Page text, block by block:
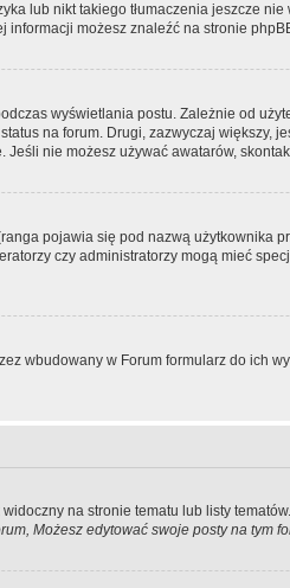
lub nikt takiego tłumaczenia jeszcze
możesz znaleźć na stronie
wyświetlania postu. Zależnie od
na forum. Drugi, zazwyczaj
nie możesz używać awatarów,
pojawia się pod nazwą
czy administratorzy mogą mieć
wbudowany w Forum formularz do ich
na stronie tematu lub listy
Możesz edytować swoje posty na tym